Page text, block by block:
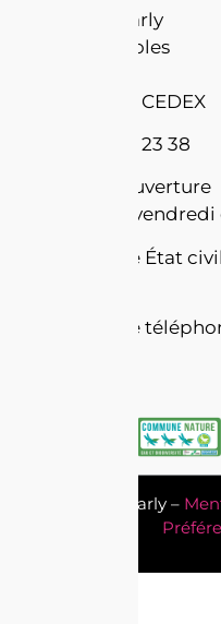
Mairie de Marly
8 rue des Ecoles
57151 MARLY CEDEX
Tél : 03 87 63 23 38
Horaires d’ouverture
Du lundi au vendredi
Permanence État civil
Permanence
Mairie de Marly –